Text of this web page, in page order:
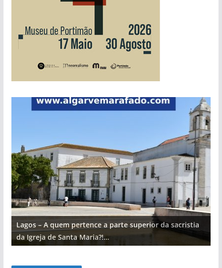
Lagos – A quem pertence a parte superior da sacristia
da Igreja de Santa Maria?!…